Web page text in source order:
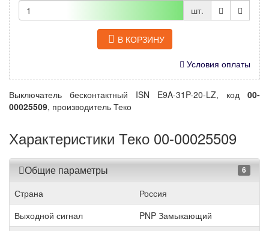
шт.
В КОРЗИНУ
Условия оплаты
Выключатель бесконтактный ISN E9A-31P-20-LZ, код 00-
00025509, производитель Теко
Характеристики Теко 00-00025509
Общие параметры 6
Страна
Россия
Выходной сигнал
PNP Замыкающий